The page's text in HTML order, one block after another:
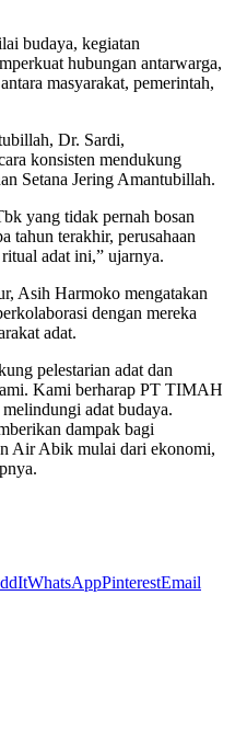
budaya, kegiatan
hubungan antarwarga,
masyarakat, pemerintah,
Dr. Sardi,
konsisten mendukung
Setana Jering Amantubillah.
yang tidak pernah bosan
tahun terakhir, perusahaan
adat ini,” ujarnya.
Asih Harmoko mengatakan
dengan mereka
adat.
pelestarian adat dan
Kami berharap PT TIMAH
adat budaya.
dampak bagi
Air Abik mulai dari ekonomi,
WhatsAppPinterestEmail